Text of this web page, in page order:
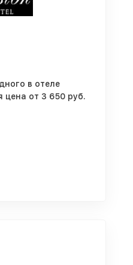
в отеле
цена от 3 650 руб.